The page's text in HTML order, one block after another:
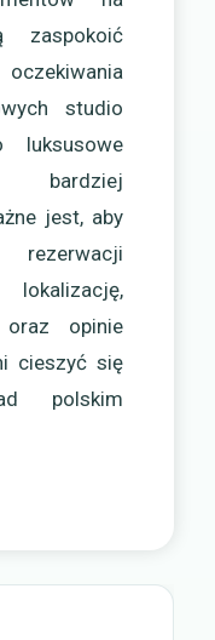
zaspokoić
studio
bardziej
jest, aby
oraz opinie
cieszyć się
polskim